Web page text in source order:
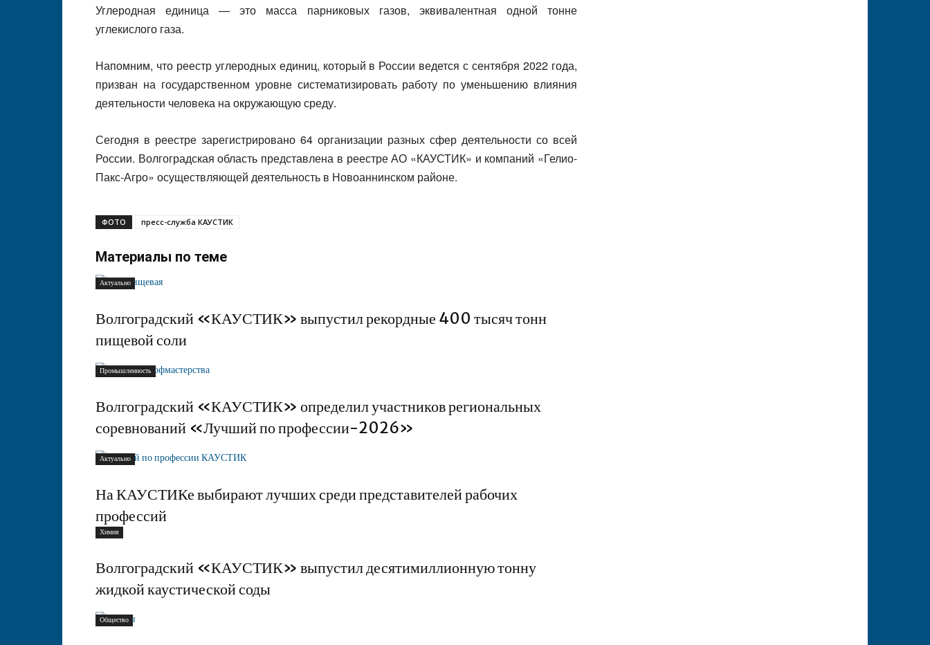
Углеродная единица — это масса парниковых газов, эквивалентная одной тонне
углекислого газа.
Напомним, что реестр углеродных единиц, который в России ведется с сентября 2022 года,
призван на государственном уровне систематизировать работу по уменьшению влияния
деятельности человека на окружающую среду.
Сегодня в реестре зарегистрировано 64 организации разных сфер деятельности со всей
России. Волгоградская область представлена в реестре АО «КАУСТИК» и компаний «Гелио-
Пакс-Агро» осуществляющей деятельность в Новоаннинском районе.
ФОТО пресс-служба КАУСТИК
Материалы по теме
Актуально
Волгоградский «КАУСТИК» выпустил рекордные 400 тысяч тонн
пищевой соли
Промышленность
Волгоградский «КАУСТИК» определил участников региональных
соревнований «Лучший по профессии-2026»
Актуально
На КАУСТИКе выбирают лучших среди представителей рабочих
профессий
Химия
Волгоградский «КАУСТИК» выпустил десятимиллионную тонну
жидкой каустической соды
Общество